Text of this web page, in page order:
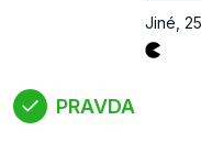
Jiné
PRAVDA